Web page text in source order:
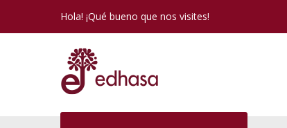
Hola! ¡Qué bueno que nos visites!